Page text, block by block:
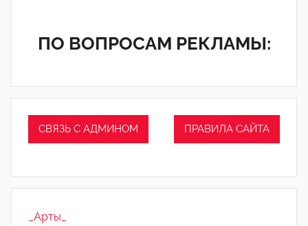
ПО ВОПРОСАМ РЕКЛАМЫ:
СВЯЗЬ С АДМИНОМ ПРАВИЛА САЙТА
_Арты_